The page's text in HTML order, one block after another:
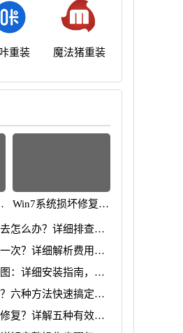
重装 魔法猪重装
Win7系统损坏修复教
速解决问题